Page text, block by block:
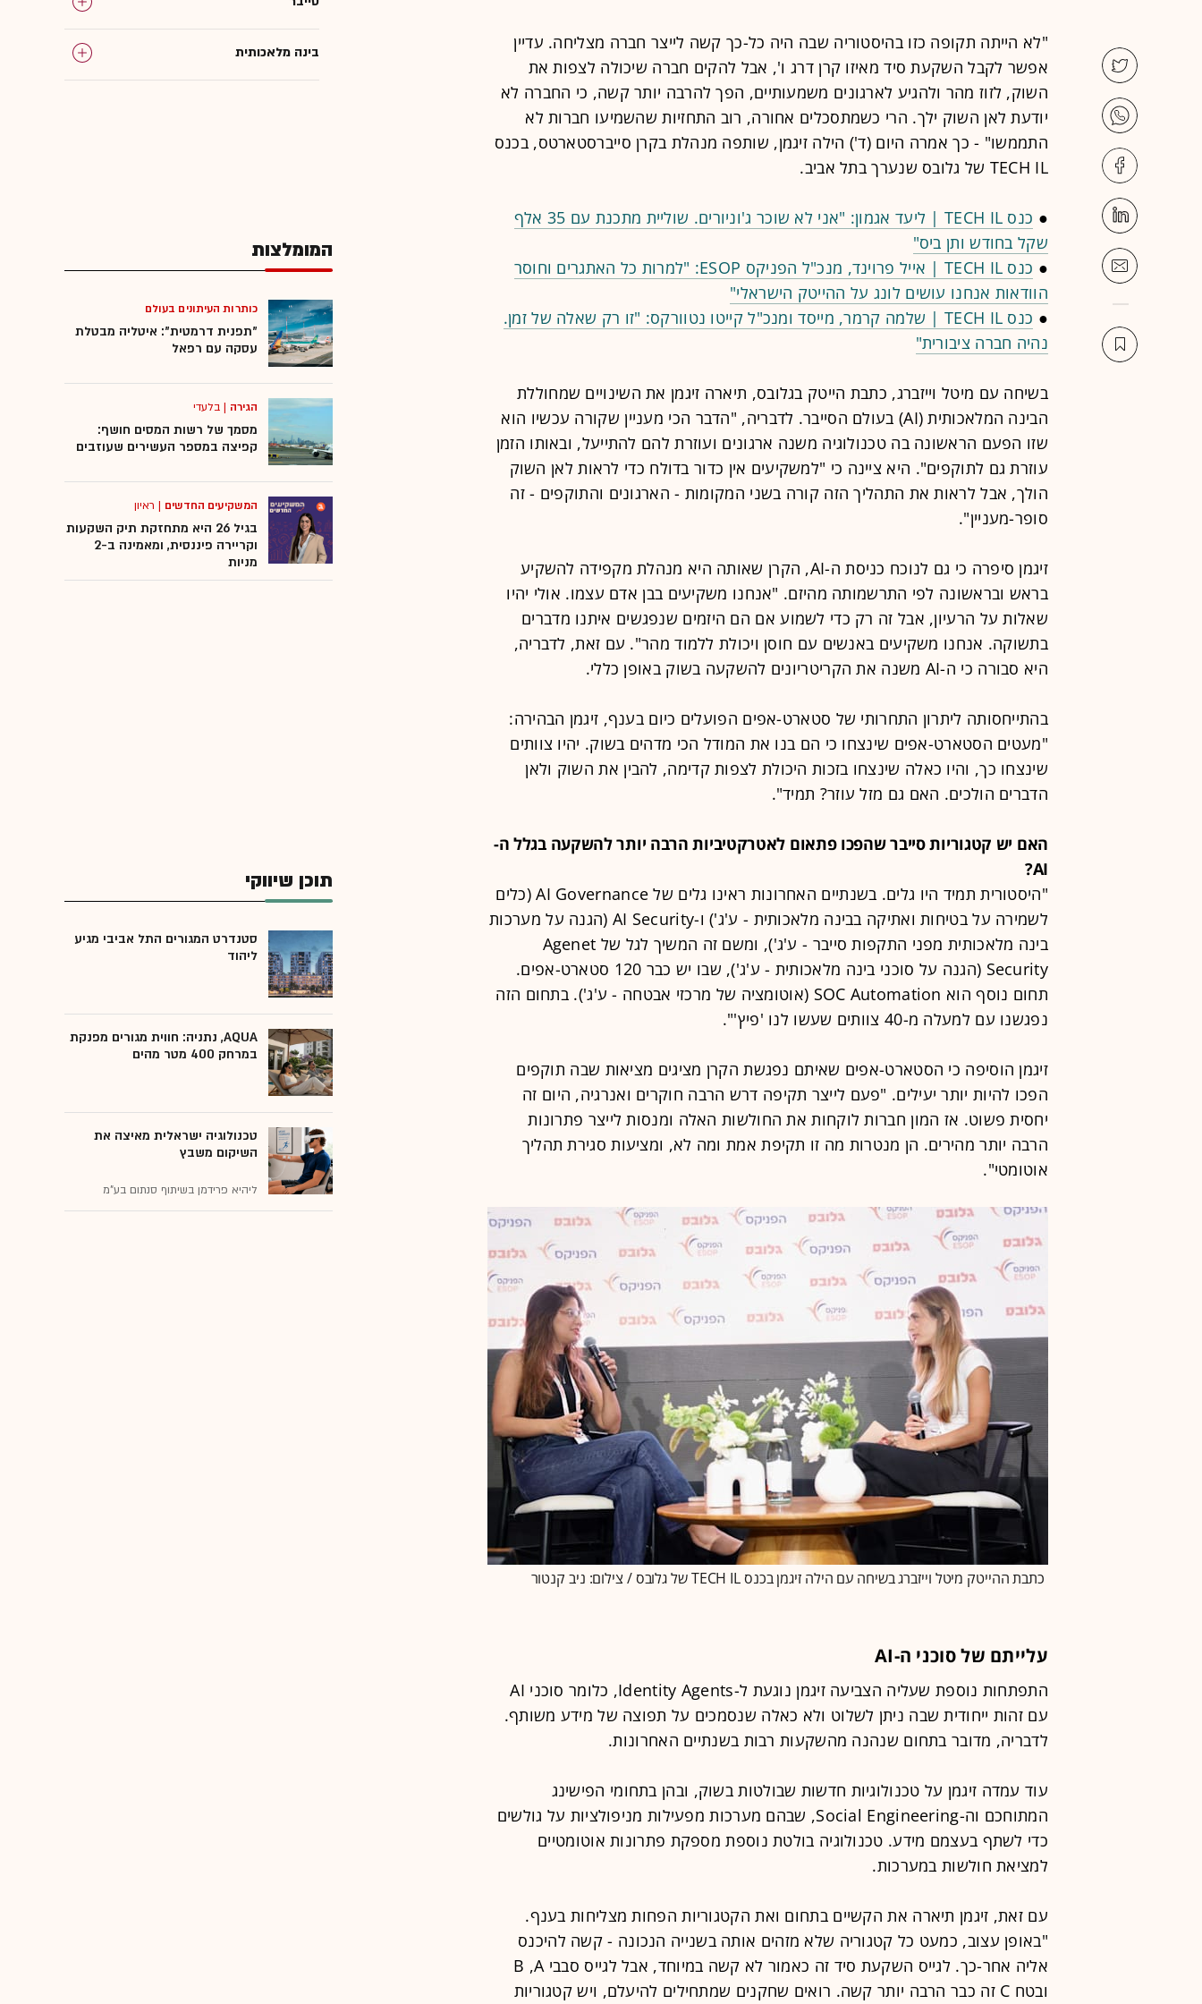
secondsVolume
"לא הייתה תקופה כזו בהיסטוריה שבה היה כל-כך קשה לייצר חברה מצליחה. עדיין
אפשר לקבל השקעת סיד מאיזו קרן דרג ו', אבל להקים חברה שיכולה לצפות את
השוק, לזוז מהר ולהגיע לארגונים משמעותיים, הפך להרבה יותר קשה, כי החברה לא
יודעת לאן השוק ילך. הרי כשמתסכלים אחורה, רוב התחזיות שהשמיעו חברות לא
התממשו" - כך אמרה היום (ד') הילה זיגמן, שותפה מנהלת בקרן סייברסטארטס, בכנס
TECH IL של גלובס שנערך בתל אביב.
●
כנס TECH IL | ליעד אגמון: "אני לא שוכר ג'וניורים. שוליית מתכנת עם 35 אלף
שקל בחודש ותן ביס"
●
כנס TECH IL | אייל פרוינד, מנכ"ל הפניקס ESOP: "למרות כל האתגרים וחוסר
הוודאות אנחנו עושים לונג על ההייטק הישראלי"
●
כנס TECH IL | שלמה קרמר, מייסד ומנכ"ל קייטו נטוורקס: "זו רק שאלה של זמן.
נהיה חברה ציבורית"
בשיחה עם מיטל וייזברג, כתבת הייטק בגלובס, תיארה זיגמן את השינויים שמחוללת
הבינה המלאכותית (AI) בעולם הסייבר. לדבריה, "הדבר הכי מעניין שקורה עכשיו הוא
שזו הפעם הראשונה בה טכנולוגיה משנה ארגונים ועוזרת להם להתייעל, ובאותו הזמן
עוזרת גם לתוקפים". היא ציינה כי "למשקיעים אין כדור בדולח כדי לראות לאן השוק
הולך, אבל לראות את התהליך הזה קורה בשני המקומות - הארגונים והתוקפים - זה
סופר-מעניין".
זיגמן סיפרה כי גם לנוכח כניסת ה-AI, הקרן שאותה היא מנהלת מקפידה להשקיע
בראש ובראשונה לפי התרשמותה מהיזם. "אנחנו משקיעים בבן אדם עצמו. אולי יהיו
שאלות על הרעיון, אבל זה רק כדי לשמוע אם הם היזמים שנפגשים איתנו מדברים
בתשוקה. אנחנו משקיעים באנשים עם חוסן ויכולת ללמוד מהר". עם זאת, לדבריה,
היא סבורה כי ה-AI משנה את הקריטריונים להשקעה בשוק באופן כללי.
בהתייחסותה ליתרון התחרותי של סטארט-אפים הפועלים כיום בענף, זיגמן הבהירה:
"מעטים הסטארט-אפים שינצחו כי הם בנו את המודל הכי מדהים בשוק. יהיו צוותים
שינצחו כך, והיו כאלה שינצחו בזכות היכולת לצפות קדימה, להבין את השוק ולאן
הדברים הולכים. האם גם מזל עוזר? תמיד".
האם יש קטגוריות סייבר שהפכו פתאום לאטרקטיביות הרבה יותר להשקעה בגלל ה-
AI?
"היסטורית תמיד היו גלים. בשנתיים האחרונות ראינו גלים של AI Governance (כלים
לשמירה על בטיחות ואתיקה בבינה מלאכותית - ע'ג') ו-AI Security (הגנה על מערכות
בינה מלאכותית מפני התקפות סייבר - ע'ג'), ומשם זה המשיך לגל של Agenet
Security (הגנה על סוכני בינה מלאכותית - ע'ג'), שבו יש כבר 120 סטארט-אפים.
תחום נוסף הוא SOC Automation (אוטומציה של מרכזי אבטחה - ע'ג'). בתחום הזה
נפגשנו עם למעלה מ-40 צוותים שעשו לנו 'פיץ'".
זיגמן הוסיפה כי הסטארט-אפים שאיתם נפגשת הקרן מציגים מציאות שבה תוקפים
הפכו להיות יותר יעילים. "פעם לייצר תקיפה דרש הרבה חוקרים ואנרגיה, היום זה
יחסית פשוט. אז המון חברות לוקחות את החולשות האלה ומנסות לייצר פתרונות
הרבה יותר מהירים. הן מנטרות מה זו תקיפת אמת ומה לא, ומציעות סגירת תהליך
אוטומטי".
כתבת ההייטק מיטל וייזברג בשיחה עם הילה זיגמן בכנס TECH IL של גלובס / צילום: ניב קנטור
עלייתם של סוכני ה-AI
התפתחות נוספת שעליה הצביעה זיגמן נוגעת ל-Identity Agents, כלומר סוכני AI
עם זהות ייחודית שבה ניתן לשלוט ולא כאלה שנסמכים על תפוצה של מידע משותף.
לדבריה, מדובר בתחום שנהנה מהשקעות רבות בשנתיים האחרונות.
עוד עמדה זיגמן על טכנולוגיות חדשות שבולטות בשוק, ובהן בתחומי הפישינג
המתוחכם וה-Social Engineering, שבהם מערכות מפעילות מניפולציות על גולשים
כדי לשתף בעצמם מידע. טכנולוגיה בולטת נוספת מספקת פתרונות אוטומטיים
למציאת חולשות במערכות.
עם זאת, זיגמן תיארה את הקשיים בתחום ואת הקטגוריות הפחות מצליחות בענף.
"באופן עצוב, כמעט כל קטגוריה שלא מזהים אותה בשנייה הנכונה - קשה להיכנס
אליה אחר-כך. לגייס השקעת סיד זה כאמור לא קשה במיוחד, אבל לגייס סבבי B ,A
ובטח C זה כבר הרבה יותר קשה. רואים שחקנים שמתחילים להיעלם, ויש קטגוריות
בינה מלאכותית
מתקפות סייבר
אבטחת סייבר
המומלצות
כותרות העיתונים בעולם
"תפנית דרמטית": איטליה מבטלת
עסקה עם רפאל
הגירה |בלעדי
מסמך של רשות המסים חושף:
קפיצה במספר העשירים שעוזבים
המשקיעים החדשים | ראיון
בגיל 26 היא מתחזקת תיק השקעות
וקריירה פיננסית, ומאמינה ב-2
מניות
תוכן שיווקי
סטנדרט המגורים התל אביבי מגיע
ליהוד
AQUA, נתניה: חווית מגורים מפנקת
במרחק 400 מטר מהים
טכנולוגיה ישראלית מאיצה את
השיקום משבץ
ליהיא פרידמן בשיתוף סנתום בע"מ